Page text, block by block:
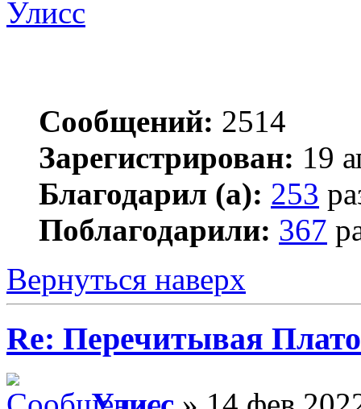
Улисс
Сообщений: 2514
Зарегистрирован: 19
Благодарил (а): 253
Поблагодарили: 367
Вернуться наверх
Re: Перечитывая